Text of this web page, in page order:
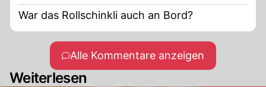
War das Rollschinkli auch an Bord?
Alle Kommentare anzeigen
Weiterlesen